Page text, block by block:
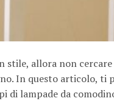
allora non
In questo articolo, ti
lampade da